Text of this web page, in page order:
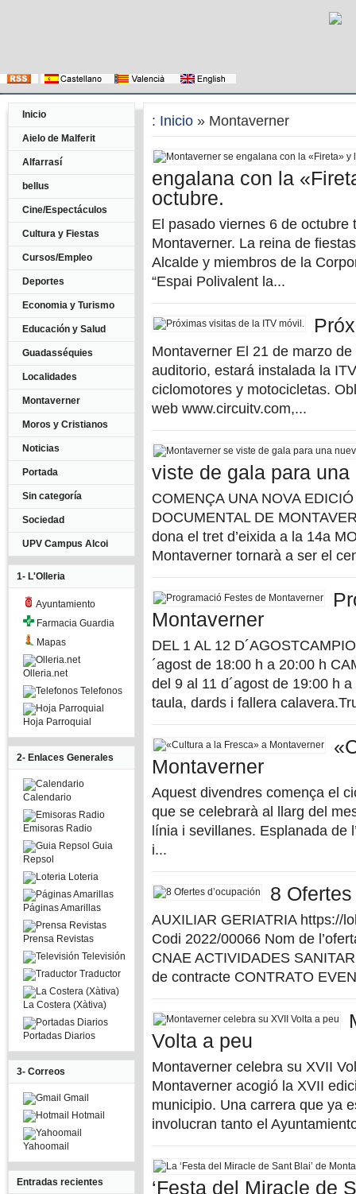
Inicio
Aielo de Malferit
Alfarrasí
bellus
Cine/Espectáculos
Cultura y Fiestas
Cursos/Empleo
Deportes
Economia y Turismo
Educación y Salud
Guadasséquies
Localidades
Montaverner
Moros y Cristianos
Noticias
Portada
Sin categoría
Sociedad
UPV Campus Alcoi
1- L'Olleria
Ayuntamiento
Farmacia Guardia
Mapas
Olleria.net
Telefonos
Hoja Parroquial
2- Enlaces Generales
Calendario
Emisoras Radio
Guia
Repsol
Loteria
Páginas Amarillas
Prensa Revistas
Televisión
Traductor
La Costera (Xàtiva)
Portadas Diarios
3- Correos
Gmail
Hotmail
Yahoomail
Entradas recientes
: Inicio » Montaverner
engalana con la
octubre.
El pasado viernes 6 de
Montaverner. La reina de
Alcalde y miembros de la
“Espai Polivalent la...
Montaverner El 21 de marzo
auditorio, estará instalada la
ciclomotores y motocicletas.
web www.circuitv.com,...
viste de gala para
COMENÇA UNA NOVA
DOCUMENTAL DE
dona el tret d’eixida a la 14a
Montaverner tornarà a ser el
Montaverner
DEL 1 AL 12
´agost de 18:00 h a 20:00 h
del 9 al 11 d´agost de 19:00 h
taula, dards i fallera
Montaverner
Aquest divendres comença el
que se celebrarà al llarg del
línia i sevillanes. Esplanada de
i...
8
AUXILIAR GERIATRIA https://
Codi 2022/00066 Nom de
CNAE ACTIVIDADES
de contracte CONTRATO
Volta a peu
Montaverner celebra su XVII
Montaverner acogió la XVII
municipio. Una carrera que ya
involucran tanto el
‘Festa del Miracle de